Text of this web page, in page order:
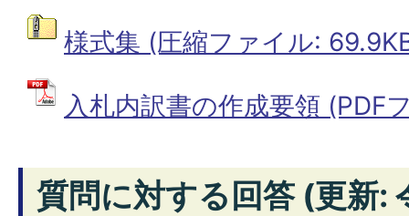
様式集 (圧縮ファイル:
入札内訳書の作成要領 (PDF
質問に対する回答 (更新: